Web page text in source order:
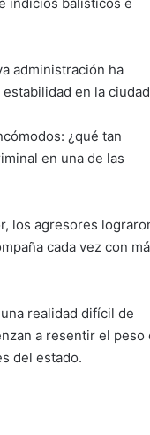
administración ha
en la
¿qué tan
en una de las
los agresores
cada vez con
realidad difícil de
a resentir el peso
del estado.